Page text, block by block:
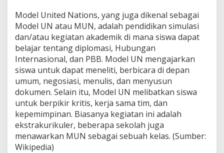
n
g
h
a
r
g
a
a
n
H
o
n
o
r
Model United Nations, yang juga dikenal sebagai
Model UN atau MUN, adalah pendidikan simulasi
dan/atau kegiatan akademik di mana siswa dapat
belajar tentang diplomasi, Hubungan
Internasional, dan PBB. Model UN mengajarkan
siswa untuk dapat meneliti, berbicara di depan
umum, negosiasi, menulis, dan menyusun
dokumen. Selain itu, Model UN melibatkan siswa
untuk berpikir kritis, kerja sama tim, dan
kepemimpinan. Biasanya kegiatan ini adalah
ekstrakurikuler, beberapa sekolah juga
menawarkan MUN sebagai sebuah kelas. (Sumber:
Wikipedia)